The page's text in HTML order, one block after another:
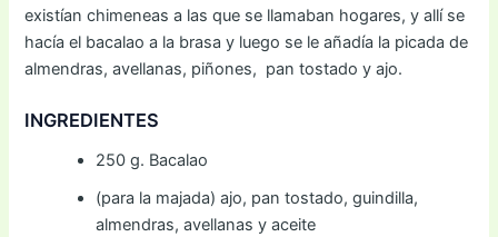
existían chimeneas a las que se llamaban hogares, y allí se
hacía el bacalao a la brasa y luego se le añadía la picada de
almendras, avellanas, piñones, pan tostado y ajo.
INGREDIENTES
250 g. Bacalao
(para la majada) ajo, pan tostado, guindilla,
almendras, avellanas y aceite